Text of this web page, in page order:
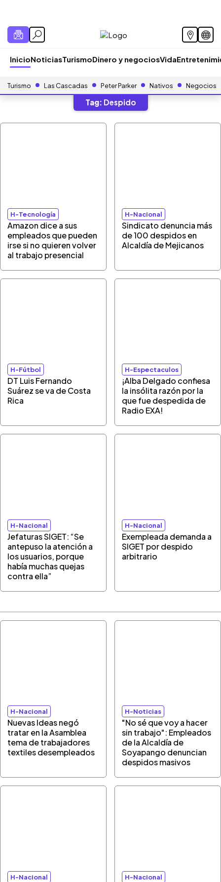
InicioNoticiasTurismoDinero y negociosVida
Turismo Las Cascadas Peter Parker Nativos Negocios
Tag: Despido
H-Tecnología
Amazon dice a sus
empleados que pueden
irse si no quieren volver
al trabajo presencial
H-Nacional
Sindicato denuncia más
de 100 despidos en
Alcaldía de Mejicanos
H-Fútbol
DT Luis Fernando
Suárez se va de Costa
Rica
H-Espectaculos
¡Alba Delgado confiesa
la insólita razón por la
que fue despedida de
Radio EXA!
H-Nacional
Jefaturas SIGET: “Se
antepuso la atención a
los usuarios, porque
había muchas quejas
contra ella”
H-Nacional
Exempleada demanda a
SIGET por despido
arbitrario
H-Nacional
Nuevas Ideas negó
tratar en la Asamblea
tema de trabajadores
textiles desempleados
H-Noticias
"No sé que voy a hacer
sin trabajo": Empleados
de la Alcaldía de
Soyapango denuncian
despidos masivos
H-Nacional H-Nacional